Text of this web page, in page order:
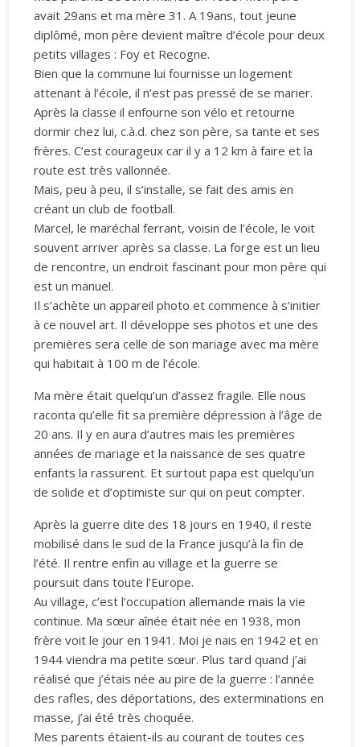
avait 29ans et ma mère 31. A 19ans, tout jeune
diplômé, mon père devient maître d’école pour deux
petits villages : Foy et Recogne.
Bien que la commune lui fournisse un logement
attenant à l’école, il n’est pas pressé de se marier.
Après la classe il enfourne son vélo et retourne
dormir chez lui, c.à.d. chez son père, sa tante et ses
frères. C’est courageux car il y a 12 km à faire et la
route est très vallonnée.
Mais, peu à peu, il s’installe, se fait des amis en
créant un club de football.
Marcel, le maréchal ferrant, voisin de l’école, le voit
souvent arriver après sa classe. La forge est un lieu
de rencontre, un endroit fascinant pour mon père qui
est un manuel.
Il s’achète un appareil photo et commence à s’initier
à ce nouvel art. Il développe ses photos et une des
premières sera celle de son mariage avec ma mère
qui habitait à 100 m de l’école.
Ma mère était quelqu’un d’assez fragile. Elle nous
raconta qu’elle fit sa première dépression à l’âge de
20 ans. Il y en aura d’autres mais les premières
années de mariage et la naissance de ses quatre
enfants la rassurent. Et surtout papa est quelqu’un
de solide et d’optimiste sur qui on peut compter.
Après la guerre dite des 18 jours en 1940, il reste
mobilisé dans le sud de la France jusqu’à la fin de
l’été. Il rentre enfin au village et la guerre se
poursuit dans toute l’Europe.
Au village, c’est l’occupation allemande mais la vie
continue. Ma sœur aînée était née en 1938, mon
frère voit le jour en 1941. Moi je nais en 1942 et en
1944 viendra ma petite sœur. Plus tard quand j’ai
réalisé que j’étais née au pire de la guerre : l’année
des rafles, des déportations, des exterminations en
masse, j’ai été très choquée.
Mes parents étaient-ils au courant de toutes ces